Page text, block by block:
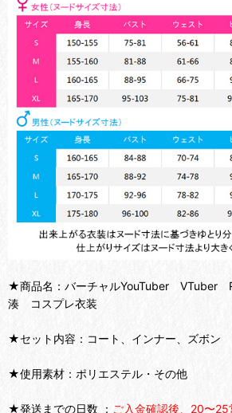
★商品名：バーチャルYouTuber VTuber
湊 コスプレ衣装
★セット内容：コート、インナー、ズボン
★使用素材：ポリエステル・その他
★発送までの日数 ： ご入金確認後、20〜